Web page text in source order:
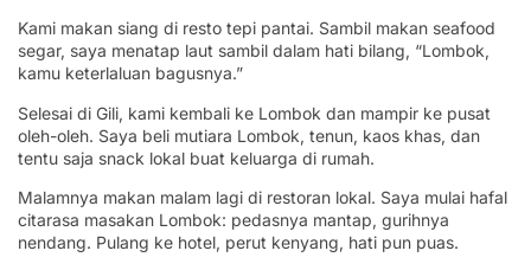
Kami makan siang di resto tepi pantai. Sambil makan seafood
segar, saya menatap laut sambil dalam hati bilang, “Lombok,
kamu keterlaluan bagusnya.”
Selesai di Gili, kami kembali ke Lombok dan mampir ke pusat
oleh-oleh. Saya beli mutiara Lombok, tenun, kaos khas, dan
tentu saja snack lokal buat keluarga di rumah.
Malamnya makan malam lagi di restoran lokal. Saya mulai hafal
citarasa masakan Lombok: pedasnya mantap, gurihnya
nendang. Pulang ke hotel, perut kenyang, hati pun puas.